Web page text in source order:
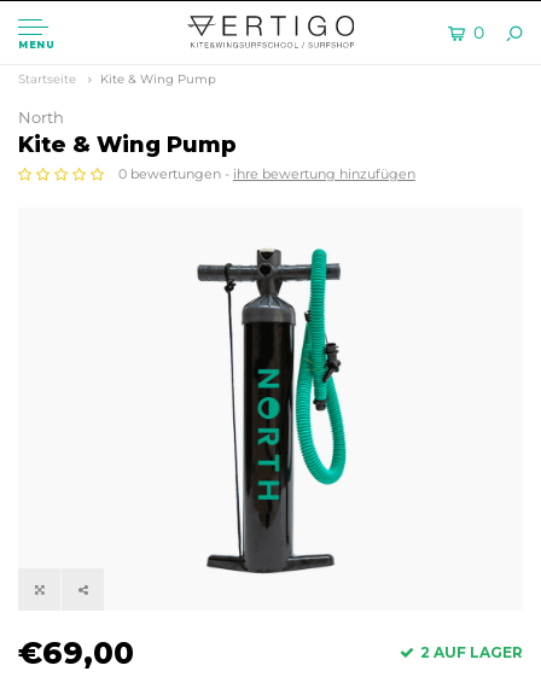
MENU
0
Startseite Kite & Wing Pump
North
Kite & Wing Pump
0 bewertungen - ihre bewertung hinzufügen
€69,00 2 AUF LAGER